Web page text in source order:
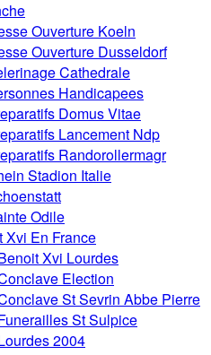
Ouverture Koeln
Ouverture Dusseldorf
Cathedrale
Handicapees
Domus Vitae
Lancement Ndp
Randorollermagr
Stadion Italie
Odile
Xvi En France
Xvi Lourdes
Election
St Sevrin Abbe Pierre
St Sulpice
2004